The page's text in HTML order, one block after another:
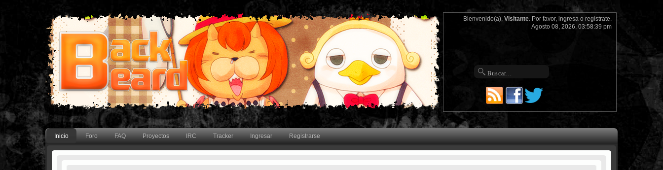
Bienvenido(a), Visitante. Por favor, ingresao regístrate.
Agosto 08, 2026, 03:58:39 pm
Inicio Foro FAQ Proyectos IRC Tracker Ingresar Registrarse